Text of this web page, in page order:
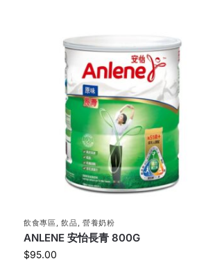
飲食專區 ,飲品 營養奶粉
ANLENE 安怡長青 800G
$95.00